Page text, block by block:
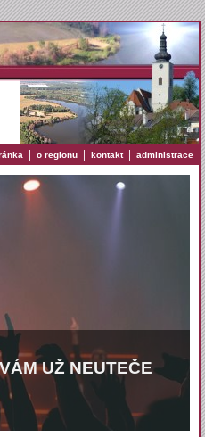
| o regionu | kontakt| administrace
UŽ NEUTEČE